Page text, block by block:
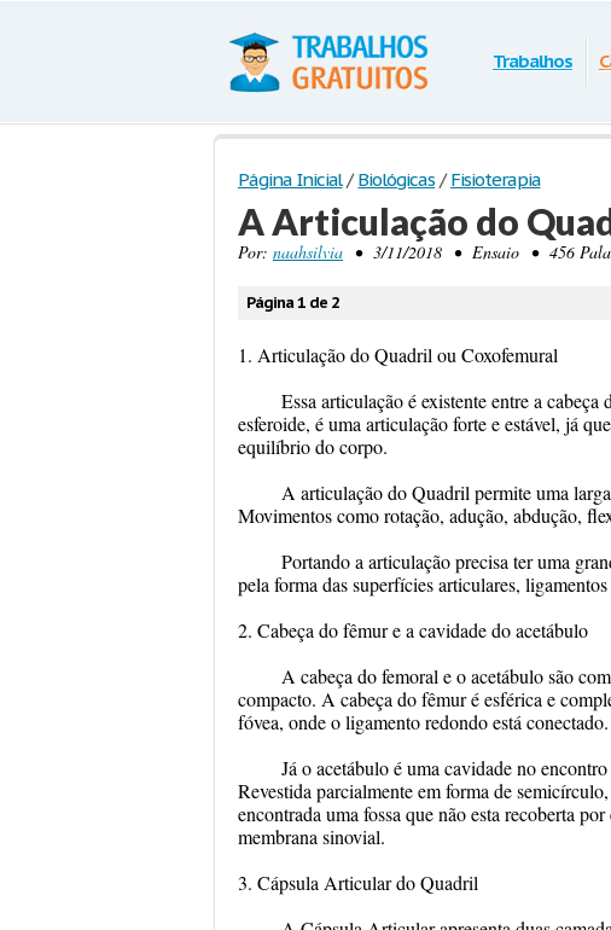
Trabalhos
Página Inicial / Biológicas / Fisioterapia
A Articulação do
Por: naahsilvia • 3/11/2018 • Ensaio • 456
Página 1 de 2
1. Articulação do Quadril ou Coxofemural
Essa articulação é existente entre a
esferoide, é uma articulação forte e estável, já
equilíbrio do corpo.
A articulação do Quadril permite uma
Movimentos como rotação, adução, abdução,
Portando a articulação precisa ter uma
pela forma das superfícies articulares,
2. Cabeça do fêmur e a cavidade do acetábulo
A cabeça do femoral e o acetábulo são
compacto. A cabeça do fêmur é esférica e
fóvea, onde o ligamento redondo está conectado.
Já o acetábulo é uma cavidade no
Revestida parcialmente em forma de
encontrada uma fossa que não esta recoberta
membrana sinovial.
3. Cápsula Articular do Quadril